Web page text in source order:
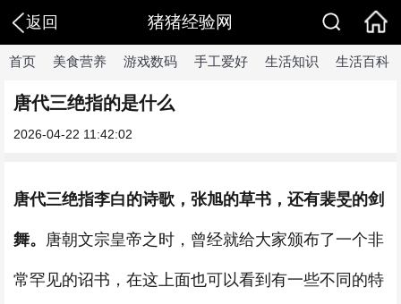
返回 猪猪经验网
首页 美食营养 游戏数码 手工爱好 生活知识 生活百科
唐代三绝指的是什么
2026-04-22 11:42:02
唐代三绝指李白的诗歌，张旭的草书，还有裴旻的剑
舞。 唐朝文宗皇帝之时，曾经就给大家颁布了一个非
常罕见的诏书，在这上面也可以看到有一些不同的特